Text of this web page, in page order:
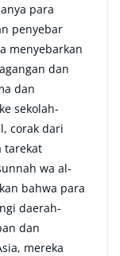
para
penyebar
menyebarkan
dan
dan
sekolah-
corak dari
tarekat
wa al-
bahwa para
daerah-
dan
mereka